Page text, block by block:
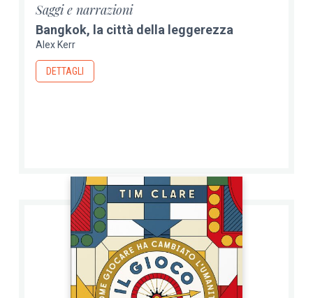
Saggi e narrazioni
Bangkok, la città della leggerezza
Alex Kerr
DETTAGLI